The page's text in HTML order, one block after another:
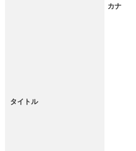
タイトル
カナ